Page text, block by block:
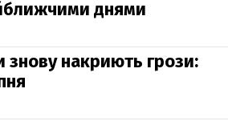
днями
знову накриють грози: